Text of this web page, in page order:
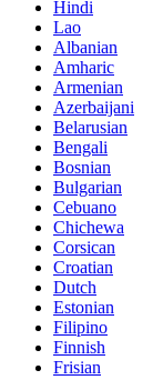
Hindi
Lao
Albanian
Amharic
Armenian
Azerbaijani
Belarusian
Bengali
Bosnian
Bulgarian
Cebuano
Chichewa
Corsican
Croatian
Dutch
Estonian
Filipino
Finnish
Frisian